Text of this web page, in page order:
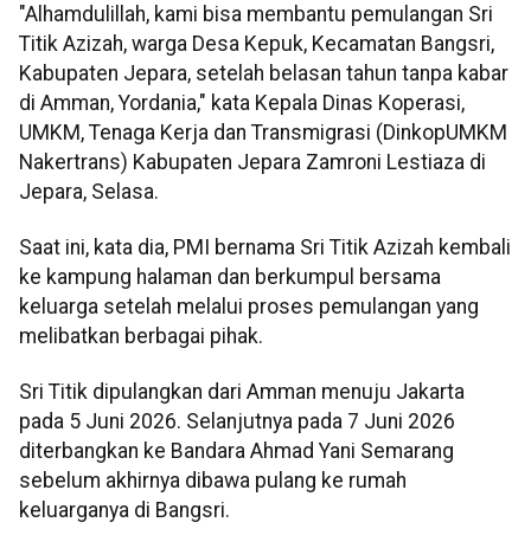
"Alhamdulillah, kami bisa membantu pemulangan Sri
Titik Azizah, warga Desa Kepuk, Kecamatan Bangsri,
Kabupaten Jepara, setelah belasan tahun tanpa kabar
di Amman, Yordania," kata Kepala Dinas Koperasi,
UMKM, Tenaga Kerja dan Transmigrasi (DinkopUMKM
Nakertrans) Kabupaten Jepara Zamroni Lestiaza di
Jepara, Selasa.
Saat ini, kata dia, PMI bernama Sri Titik Azizah kembali
ke kampung halaman dan berkumpul bersama
keluarga setelah melalui proses pemulangan yang
melibatkan berbagai pihak.
Sri Titik dipulangkan dari Amman menuju Jakarta
pada 5 Juni 2026. Selanjutnya pada 7 Juni 2026
diterbangkan ke Bandara Ahmad Yani Semarang
sebelum akhirnya dibawa pulang ke rumah
keluarganya di Bangsri.